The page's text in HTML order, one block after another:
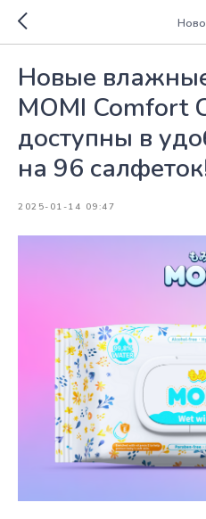
Новые
MOMI Comfort
доступны в
на 96
2025-01-14 09:47